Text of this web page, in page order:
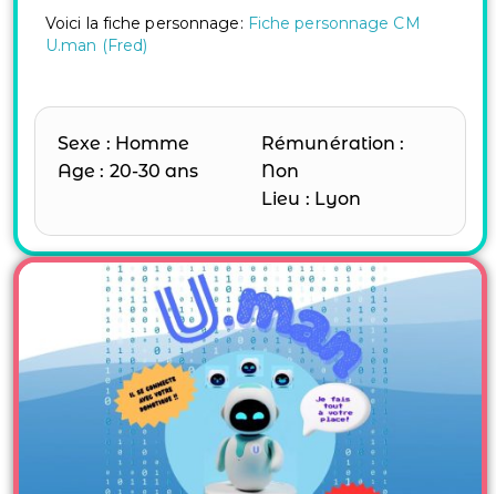
Voici la fiche personnage: Fiche personnage CM
U.man (Fred)
Sexe : Homme
Age : 20-30 ans
Rémunération :
Non
Lieu : Lyon